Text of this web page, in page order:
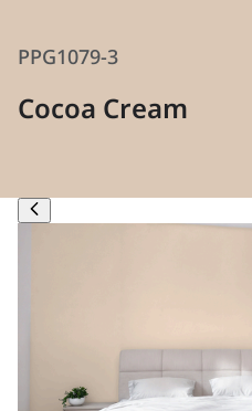
PPG1079-3
Cocoa Cream